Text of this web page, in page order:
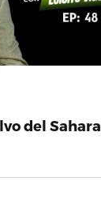
del Sahara